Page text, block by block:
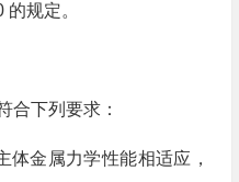
规定。
合下列要求：
体金属力学性能相适应，